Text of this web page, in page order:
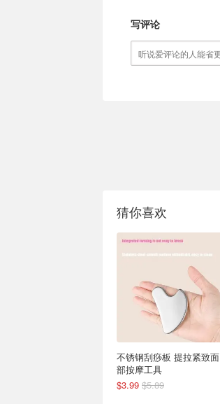
写评论
猜你喜欢
不锈钢刮痧板 提拉紧致面
部按摩工具
$3.99 $5.89